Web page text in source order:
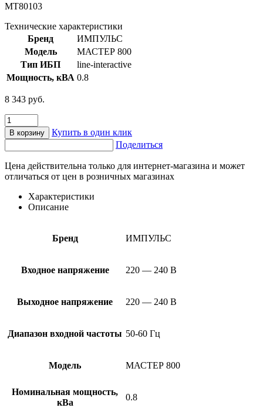
MT80103
Технические характеристики
Бренд
ИМПУЛЬС
Модель
МАСТЕР 800
Тип ИБП
line-interactive
Мощность, кВА 0.8
8 343 руб.
Количество
товара
ИБП
Импульс
Мастер
800
В корзину
Купить в один клик
Поделиться
Цена действительна только для интернет-магазина и может
отличаться от цен в розничных магазинах
Характеристики
Описание
Бренд ИМПУЛЬС
Входное напряжение 220 — 240 В
Выходное напряжение 220 — 240 В
Диапазон входной частоты 50-60 Гц
Модель МАСТЕР 800
Номинальная мощность,
кВа
0.8